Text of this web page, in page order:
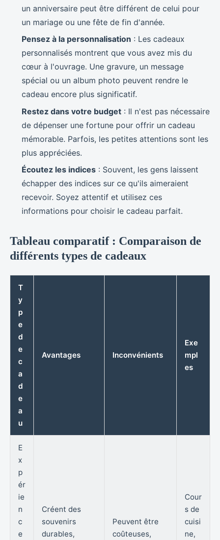
un anniversaire peut être différent de celui pour
un mariage ou une fête de fin d'année.
Pensez à la personnalisation : Les cadeaux
personnalisés montrent que vous avez mis du
cœur à l'ouvrage. Une gravure, un message
spécial ou un album photo peuvent rendre le
cadeau encore plus significatif.
Restez dans votre budget : Il n'est pas nécessaire
de dépenser une fortune pour offrir un cadeau
mémorable. Parfois, les petites attentions sont les
plus appréciées.
Écoutez les indices : Souvent, les gens laissent
échapper des indices sur ce qu'ils aimeraient
recevoir. Soyez attentif et utilisez ces
informations pour choisir le cadeau parfait.
Tableau comparatif : Comparaison de
différents types de cadeaux
T
y
p
e
d
e
c
a
d
e
a
u
Avantages Inconvénients
Exe
mpl
es
E
x
p
ér
ie
n
c
e
Créent des
souvenirs
durables,
Peuvent être
coûteuses,
Cour
s de
cuisi
ne,